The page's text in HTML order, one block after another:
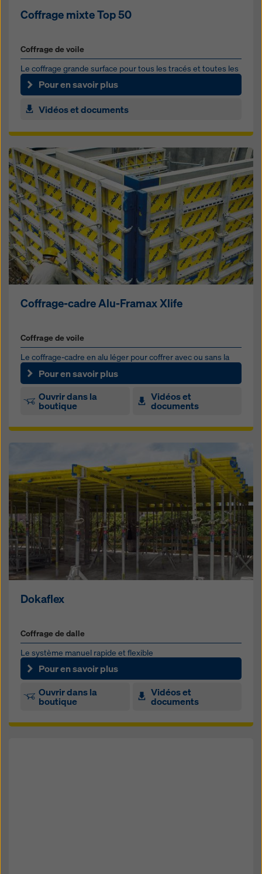
Coffrage mixte Top 50
Coffrage de voile
Le coffrage grande surface pour tous les tracés et toutes les
chargesPour en savoir plus
Vidéos et documents
Coffrage-cadre Alu-Framax Xlife
Coffrage de voile
Le coffrage-cadre en alu léger pour coffrer avec ou sans la
grue
Pour en savoir plus
Ouvrir dans la
boutique
Vidéos et
documents
Dokaflex
Coffrage de dalle
Le système manuel rapide et flexible
Pour en savoir plus
Ouvrir dans la
boutique
Vidéos et
documents